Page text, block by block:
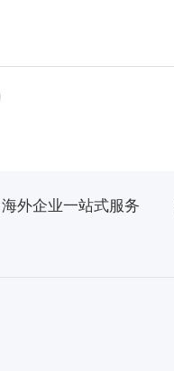
海外企业一站式服务